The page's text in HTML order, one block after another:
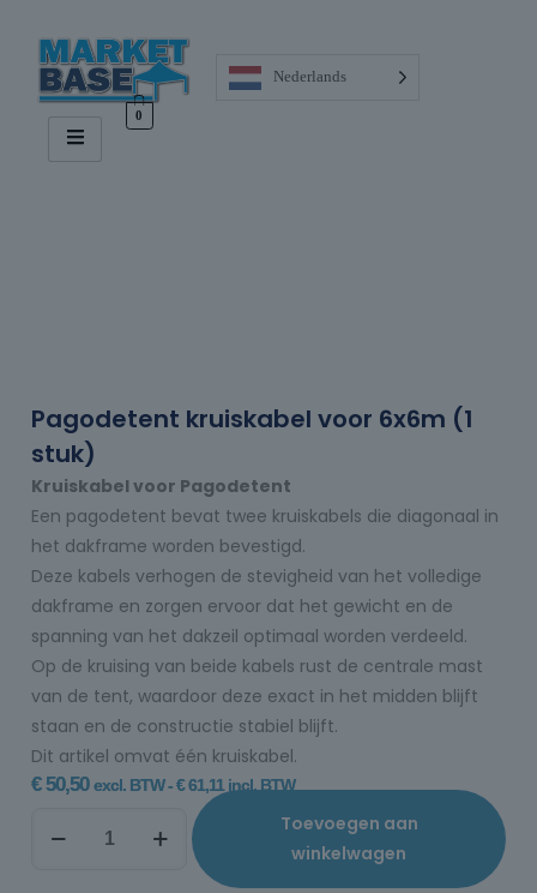
0
Nederlands
Pagodetent kruiskabel voor 6x6m (1
stuk)
Kruiskabel voor Pagodetent
Een pagodetent bevat twee kruiskabels die diagonaal in
het dakframe worden bevestigd.
Deze kabels verhogen de stevigheid van het volledige
dakframe en zorgen ervoor dat het gewicht en de
spanning van het dakzeil optimaal worden verdeeld.
Op de kruising van beide kabels rust de centrale mast
van de tent, waardoor deze exact in het midden blijft
staan en de constructie stabiel blijft.
Dit artikel omvat één kruiskabel.
€50,50 excl. BTW -€61,11 incl. BTW
Toevoegen aan
winkelwagen